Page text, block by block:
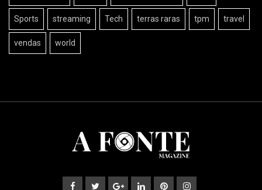
Sports streaming Tech terras raras tpm travel
vendas world